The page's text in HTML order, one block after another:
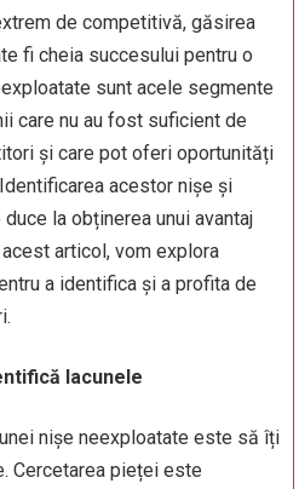
de competitivă, găsirea
fi cheia succesului pentru o
sunt acele segmente
care nu au fost suficient de
și care pot oferi oportunități
acestor nișe și
la obținerea unui avantaj
articol, vom explora
a identifica și a profita de
lacunele
nișe neexploatate este să îți
Cercetarea pieței este